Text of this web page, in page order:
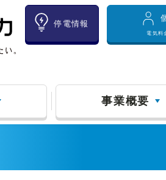
停電情報
電気料
事業概要